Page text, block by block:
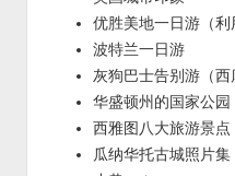
优胜美地一日游（利
波特兰一日游
灰狗巴士告别游（
华盛顿州的国家公园
西雅图八大旅游景点
瓜纳华托古城照片